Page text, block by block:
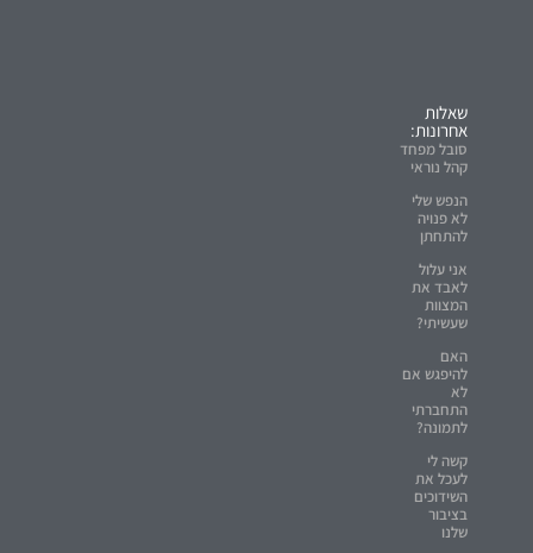
שאלות
אחרונות:
סובל מפחד
קהל נוראי
הנפש שלי
לא פנויה
להתחתן
אני עלול
לאבד את
המצוות
שעשיתי?
האם
להיפגש אם
לא
התחברתי
לתמונה?
קשה לי
לעכל את
השידוכים
בציבור
שלנו